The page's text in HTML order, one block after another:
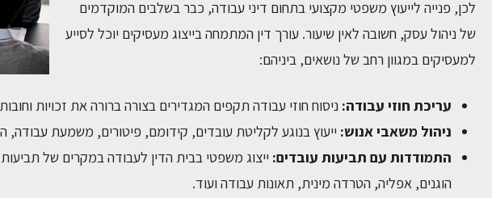
לכן, פנייה לייעוץ משפטי מקצועי בתחום דיני עבודה, כבר בשלבים המוקדמים
של ניהול עסק, חשובה לאין שיעור. עורך דין המתמחה בייצוג מעסיקים יוכל לסייע
למעסיקים במגוון רחב של נושאים, ביניהם:
עריכת חוזי עבודה: ניסוח חוזי עבודה תקפים המגדירים בצורה ברורה את זכויות
ניהול משאבי אנוש: ייעוץ בנוגע לקליטת עובדים, קידומם, פיטורים, משמעת עבודה,
התמודדות עם תביעות עובדים: ייצוג משפטי בבית הדין לעבודה במקרים של
הוגנים, אפליה, הטרדה מינית, תאונות עבודה ועוד.